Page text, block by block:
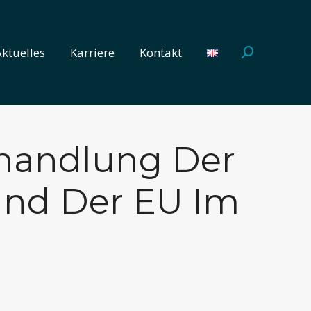
Karriere Kontakt Search:
Der
Der EU Im